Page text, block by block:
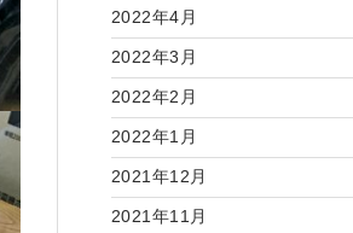
2022年4月
2022年3月
2022年2月
2022年1月
2021年12月
2021年11月